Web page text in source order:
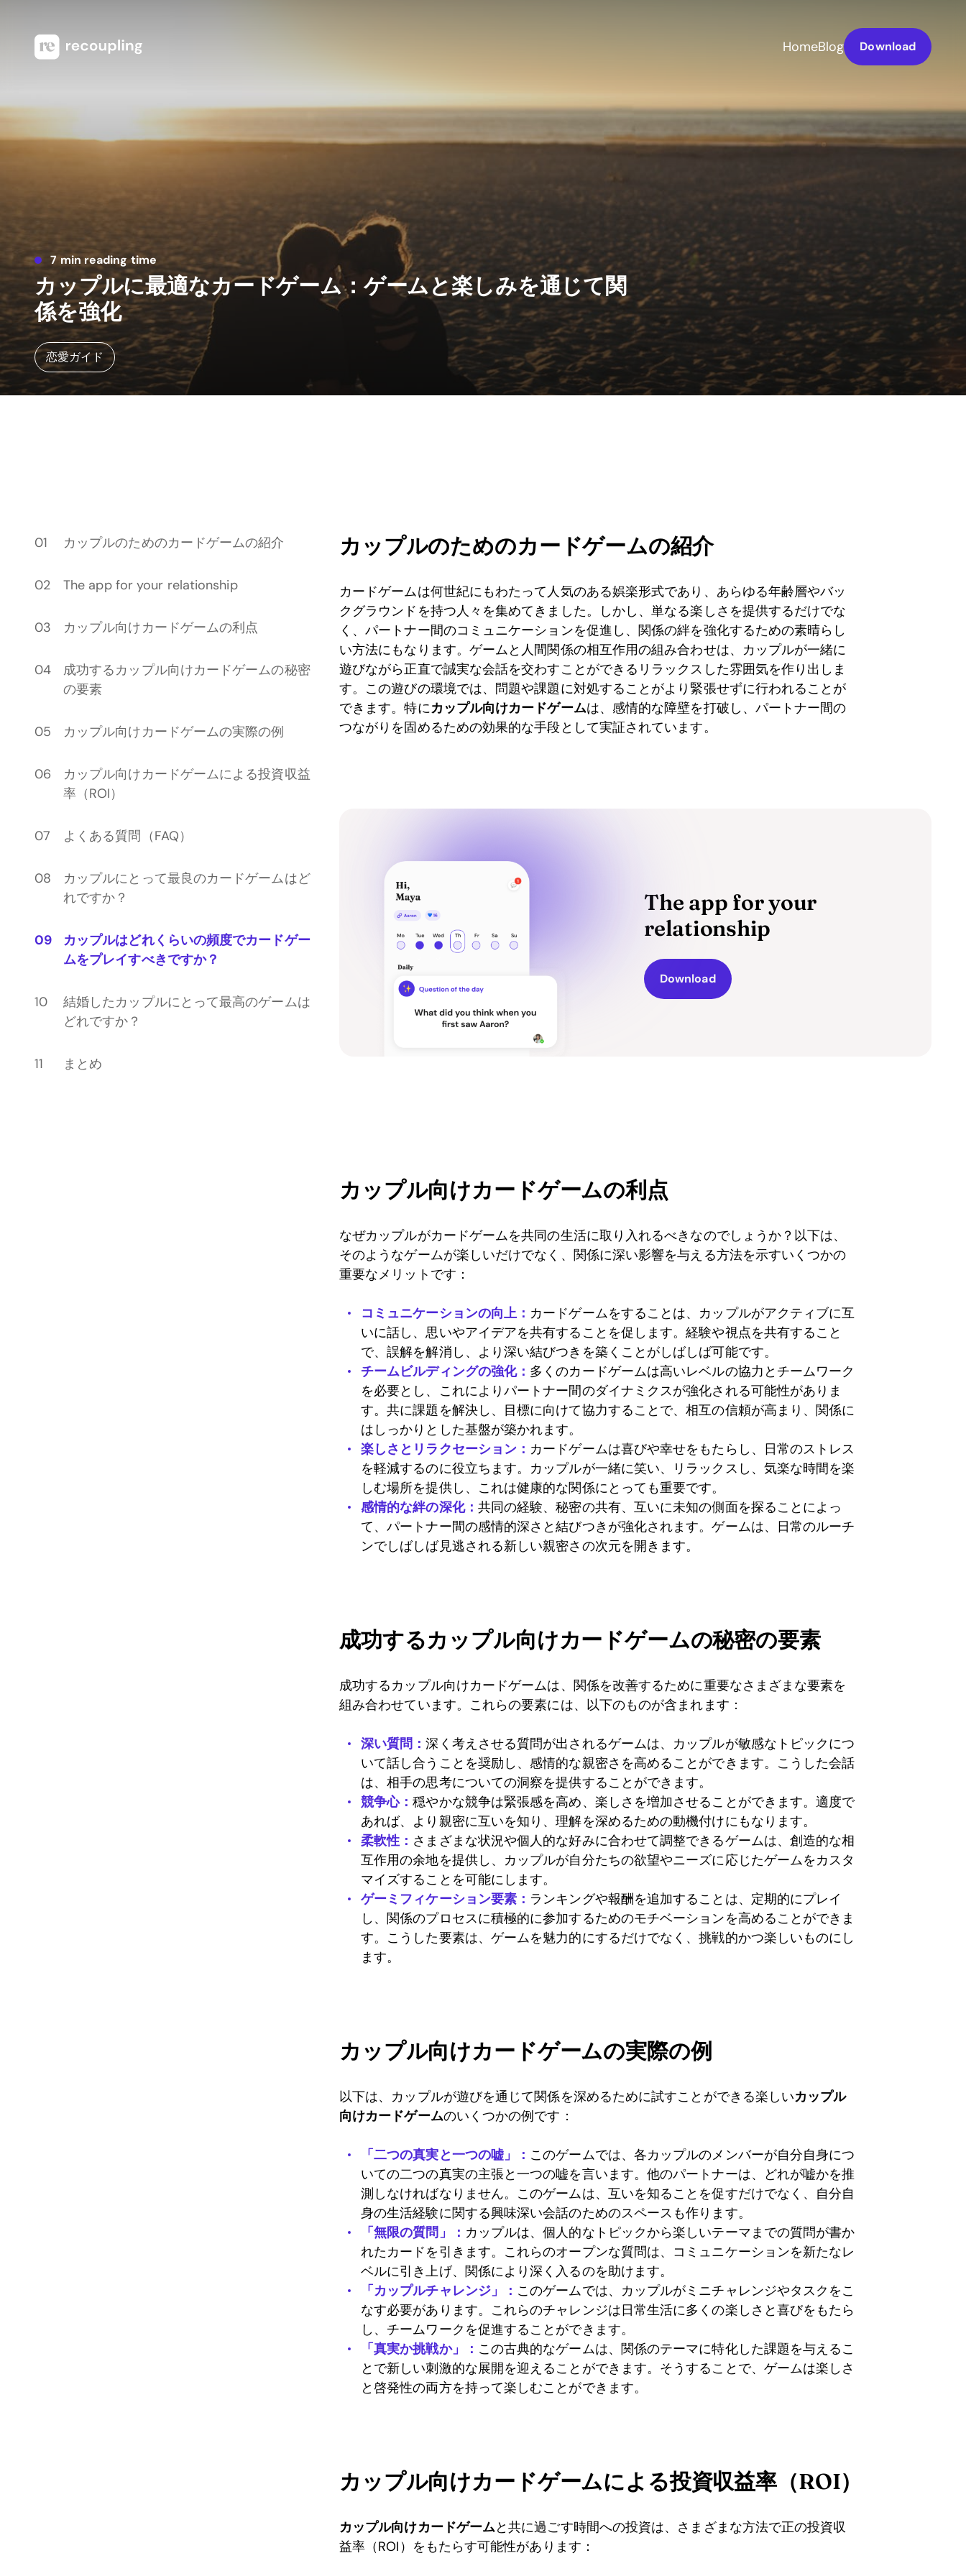
HomeBlog Download
7 min reading time
カップルに最適なカードゲーム：ゲームと楽しみを通じて関
係を強化
恋愛ガイド
カップルのためのカードゲームの紹介
The app for your relationship
カップル向けカードゲームの利点
成功するカップル向けカードゲームの秘密
の要素
カップル向けカードゲームの実際の例
カップル向けカードゲームによる投資収益
率（ROI）
よくある質問（FAQ）
カップルにとって最良のカードゲームはど
れですか？
カップルはどれくらいの頻度でカードゲー
ムをプレイすべきですか？
結婚したカップルにとって最高のゲームは
どれですか？
まとめ
カップルのためのカードゲームの紹介
カードゲームは何世紀にもわたって人気のある娯楽形式であり、あらゆる年齢層やバッ
クグラウンドを持つ人々を集めてきました。しかし、単なる楽しさを提供するだけでな
く、パートナー間のコミュニケーションを促進し、関係の絆を強化するための素晴らし
い方法にもなります。ゲームと人間関係の相互作用の組み合わせは、カップルが一緒に
遊びながら正直で誠実な会話を交わすことができるリラックスした雰囲気を作り出しま
す。この遊びの環境では、問題や課題に対処することがより緊張せずに行われることが
できます。特にカップル向けカードゲームは、感情的な障壁を打破し、パートナー間の
つながりを固めるための効果的な手段として実証されています。
The app for your
relationship
Download
カップル向けカードゲームの利点
なぜカップルがカードゲームを共同の生活に取り入れるべきなのでしょうか？以下は、
そのようなゲームが楽しいだけでなく、関係に深い影響を与える方法を示すいくつかの
重要なメリットです：
コミュニケーションの向上： カードゲームをすることは、カップルがアクティブに互
いに話し、思いやアイデアを共有することを促します。経験や視点を共有すること
で、誤解を解消し、より深い結びつきを築くことがしばしば可能です。
チームビルディングの強化： 多くのカードゲームは高いレベルの協力とチームワーク
を必要とし、これによりパートナー間のダイナミクスが強化される可能性がありま
す。共に課題を解決し、目標に向けて協力することで、相互の信頼が高まり、関係に
はしっかりとした基盤が築かれます。
楽しさとリラクセーション： カードゲームは喜びや幸せをもたらし、日常のストレス
を軽減するのに役立ちます。カップルが一緒に笑い、リラックスし、気楽な時間を楽
しむ場所を提供し、これは健康的な関係にとっても重要です。
感情的な絆の深化： 共同の経験、秘密の共有、互いに未知の側面を探ることによっ
て、パートナー間の感情的深さと結びつきが強化されます。ゲームは、日常のルーチ
ンでしばしば見逃される新しい親密さの次元を開きます。
成功するカップル向けカードゲームの秘密の要素
成功するカップル向けカードゲームは、関係を改善するために重要なさまざまな要素を
組み合わせています。これらの要素には、以下のものが含まれます：
深い質問：深く考えさせる質問が出されるゲームは、カップルが敏感なトピックにつ
いて話し合うことを奨励し、感情的な親密さを高めることができます。こうした会話
は、相手の思考についての洞察を提供することができます。
競争心：穏やかな競争は緊張感を高め、楽しさを増加させることができます。適度で
あれば、より親密に互いを知り、理解を深めるための動機付けにもなります。
柔軟性： さまざまな状況や個人的な好みに合わせて調整できるゲームは、創造的な相
互作用の余地を提供し、カップルが自分たちの欲望やニーズに応じたゲームをカスタ
マイズすることを可能にします。
ゲーミフィケーション要素： ランキングや報酬を追加することは、定期的にプレイ
し、関係のプロセスに積極的に参加するためのモチベーションを高めることができま
す。こうした要素は、ゲームを魅力的にするだけでなく、挑戦的かつ楽しいものにし
ます。
カップル向けカードゲームの実際の例
以下は、カップルが遊びを通じて関係を深めるために試すことができる楽しいカップル
向けカードゲームのいくつかの例です：
「二つの真実と一つの嘘」： このゲームでは、各カップルのメンバーが自分自身につ
いての二つの真実の主張と一つの嘘を言います。他のパートナーは、どれが嘘かを推
測しなければなりません。このゲームは、互いを知ることを促すだけでなく、自分自
身の生活経験に関する興味深い会話のためのスペースも作ります。
「無限の質問」： カップルは、個人的なトピックから楽しいテーマまでの質問が書か
れたカードを引きます。これらのオープンな質問は、コミュニケーションを新たなレ
ベルに引き上げ、関係により深く入るのを助けます。
「カップルチャレンジ」： このゲームでは、カップルがミニチャレンジやタスクをこ
なす必要があります。これらのチャレンジは日常生活に多くの楽しさと喜びをもたら
し、チームワークを促進することができます。
「真実か挑戦か」： この古典的なゲームは、関係のテーマに特化した課題を与えるこ
とで新しい刺激的な展開を迎えることができます。そうすることで、ゲームは楽しさ
と啓発性の両方を持って楽しむことができます。
カップル向けカードゲームによる投資収益率（ROI）
カップル向けカードゲームと共に過ごす時間への投資は、さまざまな方法で正の投資収
益率（ROI）をもたらす可能性があります：